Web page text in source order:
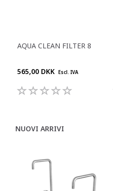
AQUA CLEAN FILTER 8
565,00 DKK Escl. IVA
NUOVI ARRIVI